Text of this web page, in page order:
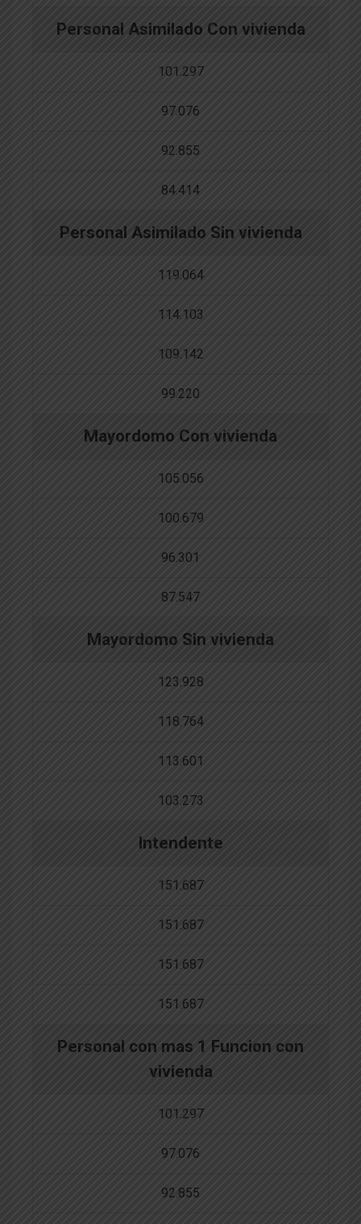
Personal Asimilado Con vivienda
101.297
97.076
92.855
84.414
Personal Asimilado Sin vivienda
119.064
114.103
109.142
99.220
Mayordomo Con vivienda
105.056
100.679
96.301
87.547
Mayordomo Sin vivienda
123.928
118.764
113.601
103.273
Intendente
151.687
151.687
151.687
151.687
Personal con mas 1 Funcion con
vivienda
101.297
97.076
92.855